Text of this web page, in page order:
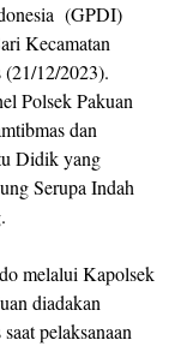
(GPDI)
Kecamatan
12/2023).
Polsek Pakuan
dan
Didik yang
Serupa Indah
melalui Kapolsek
diadakan
pelaksanaan